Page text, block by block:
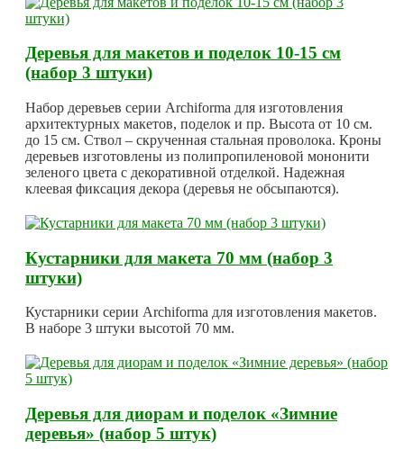
Деревья для макетов и поделок 10-15 см
(набор 3 штуки)
Набор деревьев серии Archiforma для изготовления
архитектурных макетов, поделок и пр. Высота от 10 см.
до 15 см. Ствол – скрученная стальная проволока. Кроны
деревьев изготовлены из полипропиленовой мононити
зеленого цвета с декоративной отделкой. Надежная
клеевая фиксация декора (деревья не обсыпаются).
Кустарники для макета 70 мм (набор 3
штуки)
Кустарники серии Archiforma для изготовления макетов.
В наборе 3 штуки высотой 70 мм.
Деревья для диорам и поделок «Зимние
деревья» (набор 5 штук)